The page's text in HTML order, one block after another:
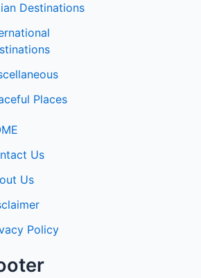
Destinations
Places
Us
Us
Policy